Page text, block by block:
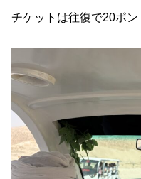
チケットは往復で20ポン